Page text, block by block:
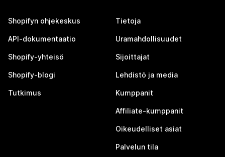
Shopifyn ohjekeskus
API-dokumentaatio
Shopify-yhteisö
Shopify-blogi
Tutkimus
Tietoja
Uramahdollisuudet
Sijoittajat
Lehdistö ja media
Kumppanit
Affiliate-kumppanit
Oikeudelliset asiat
Palvelun tila